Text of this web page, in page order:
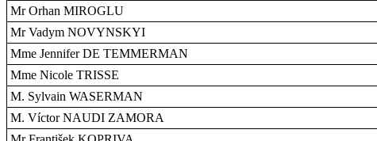
Mr Orhan MIROGLU
Mr Vadym NOVYNSKYI
Mme Jennifer DE TEMMERMAN
Mme Nicole TRISSE
M. Sylvain WASERMAN
M. Víctor NAUDI ZAMORA